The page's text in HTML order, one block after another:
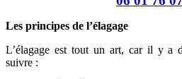
Les principes de l’élagage
L’élagage est tout un art, car il y a
suivre :